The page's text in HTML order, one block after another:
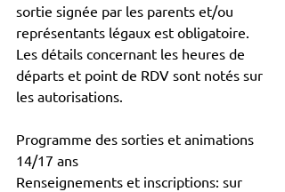
sortie signée par les parents et/ou
représentants légaux est obligatoire.
Les détails concernant les heures de
départs et point de RDV sont notés sur
les autorisations.
Programme des sorties et animations
14/17 ans
Renseignements et inscriptions: sur